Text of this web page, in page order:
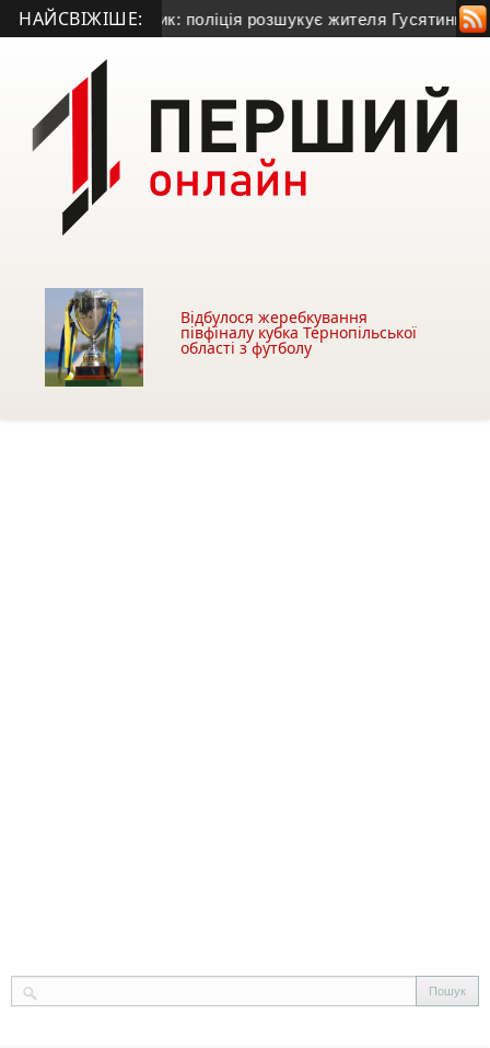
НАЙСВІЖІШЕ:
Теребовлі та зник: поліція розшукує жителя Гусятинщини
Відбулося жеребкування
півфіналу кубка Тернопільської
області з футболу